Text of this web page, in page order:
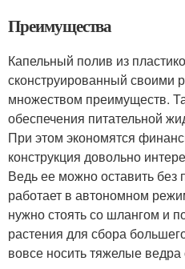
Преимущества
Капельный полив из
сконструированный своими
множеством преимуществ.
обеспечения питательной
При этом экономятся
конструкция довольно
Ведь ее можно оставить без
работает в автономном
нужно стоять со шлангом и
растения для сбора
вовсе носить тяжелые ведра